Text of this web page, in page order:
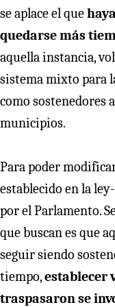
se aplace el que
quedarse más
aquella instancia,
sistema mixto para
como sostenedores
municipios.
Para poder
establecido en la
por el Parlamento.
que buscan es que
seguir siendo
tiempo,establecer
traspasaron se